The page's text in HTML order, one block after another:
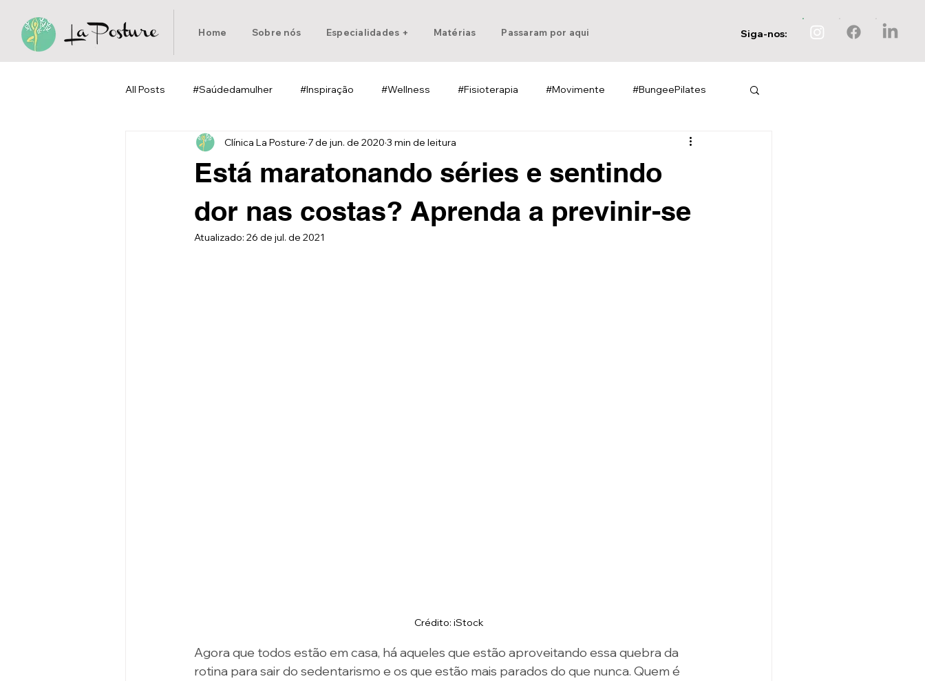
Home Sobre nós Especialidades + Matérias Passaram por aqui Siga-nos:
All Posts #Saúdedamulher #Inspiração #Wellness #Fisioterapia #Movimente #BungeePilates
#Homeoffice
Está maratonando séries e sentindo
dor nas costas? Aprenda a previnir-se
Clínica La Posture 7 de jun. de 2020 3 min de leitura
Atualizado: 26 de jul. de 2021
Crédito: iStock
Agora que todos estão em casa, há aqueles que estão aproveitando essa quebra da
rotina para sair do sedentarismo e os que estão mais parados do que nunca. Quem é